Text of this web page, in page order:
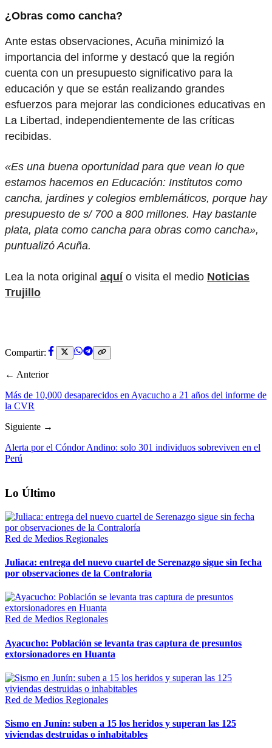
¿Obras como cancha?
Ante estas observaciones, Acuña minimizó la
importancia del informe y destacó que la región
cuenta con un presupuesto significativo para la
educación y que se están realizando grandes
esfuerzos para mejorar las condiciones educativas en
La Libertad, independientemente de las críticas
recibidas.
«Es una buena oportunidad para que vean lo que
estamos hacemos en Educación: Institutos como
cancha, jardines y colegios emblemáticos, porque hay
presupuesto de s/ 700 a 800 millones. Hay bastante
plata, plata como cancha para obras como cancha»,
puntualizó Acuña.
Lea la nota original aquío visita el medio Noticias
Trujillo
Compartir:
← Anterior
Más de 10,000 desaparecidos en Ayacucho a 21 años del informe de
la CVR
Siguiente →
Alerta por el Cóndor Andino: solo 301 individuos sobreviven en el
Perú
Lo Último
Red de Medios Regionales
Juliaca: entrega del nuevo cuartel de Serenazgo sigue sin fecha
por observaciones de la Contraloría
Red de Medios Regionales
Ayacucho: Población se levanta tras captura de presuntos
extorsionadores en Huanta
Red de Medios Regionales
Sismo en Junín: suben a 15 los heridos y superan las 125
viviendas destruidas o inhabitables